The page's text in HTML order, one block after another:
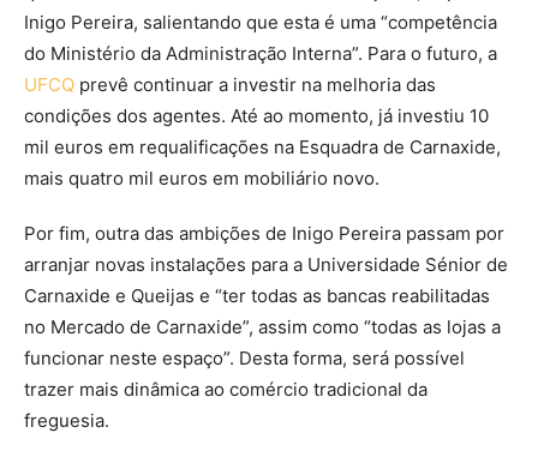
Inigo Pereira, salientando que esta é uma “competência
do Ministério da Administração Interna”. Para o futuro, a
UFCQ prevê continuar a investir na melhoria das
condições dos agentes. Até ao momento, já investiu 10
mil euros em requalificações na Esquadra de Carnaxide,
mais quatro mil euros em mobiliário novo.
Por fim, outra das ambições de Inigo Pereira passam por
arranjar novas instalações para a Universidade Sénior de
Carnaxide e Queijas e “ter todas as bancas reabilitadas
no Mercado de Carnaxide”, assim como “todas as lojas a
funcionar neste espaço”. Desta forma, será possível
trazer mais dinâmica ao comércio tradicional da
freguesia.